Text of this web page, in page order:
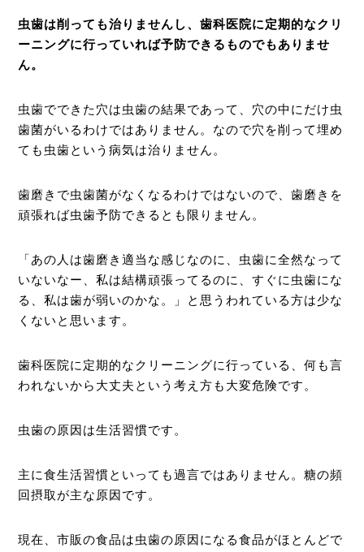
虫歯は削っても治りませんし、歯科医院に定期的なクリ
ーニングに行っていれば予防できるものでもありませ
ん。
虫歯でできた穴は虫歯の結果であって、穴の中にだけ虫
歯菌がいるわけではありません。なので穴を削って埋め
ても虫歯という病気は治りません。
歯磨きで虫歯菌がなくなるわけではないので、歯磨きを
頑張れば虫歯予防できるとも限りません。
「あの人は歯磨き適当な感じなのに、虫歯に全然なって
いないなー、私は結構頑張ってるのに、すぐに虫歯にな
る、私は歯が弱いのかな。」と思うわれている方は少な
くないと思います。
歯科医院に定期的なクリーニングに行っている、何も言
われないから大丈夫という考え方も大変危険です。
虫歯の原因は生活習慣です。
主に食生活習慣といっても過言ではありません。糖の頻
回摂取が主な原因です。
現在、市販の食品は虫歯の原因になる食品がほとんどで